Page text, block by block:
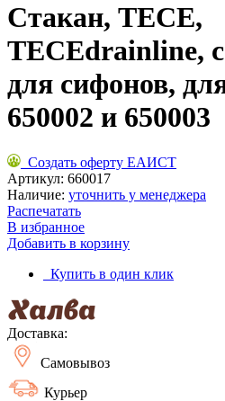
Стакан, TECE,
TECEdrainline,
для сифонов,
650002 и 650003
Создать оферту ЕАИСТ
Артикул: 660017
Наличие: уточнить у менеджера
Распечатать
В избранное
Добавить в корзину
Купить в один клик
Доставка:
Самовывоз
Курьер